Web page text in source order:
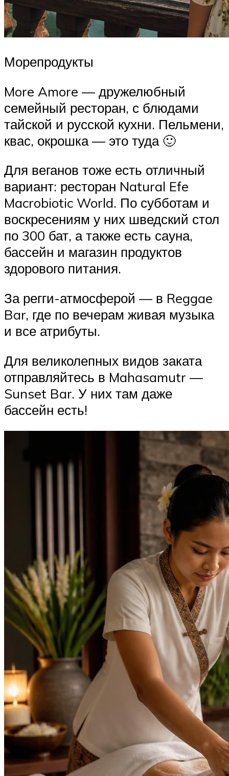
Морепродукты
More Amore — дружелюбный
семейный ресторан, с блюдами
тайской и русской кухни. Пельмени,
квас, окрошка — это туда 🙂
Для веганов тоже есть отличный
вариант: ресторан Natural Efe
Macrobiotic World. По субботам и
воскресениям у них шведский стол
по 300 бат, а также есть сауна,
бассейн и магазин продуктов
здорового питания.
За регги-атмосферой — в Reggae
Bar, где по вечерам живая музыка
и все атрибуты.
Для великолепных видов заката
отправляйтесь в Mahasamutr —
Sunset Bar. У них там даже
бассейн есть!